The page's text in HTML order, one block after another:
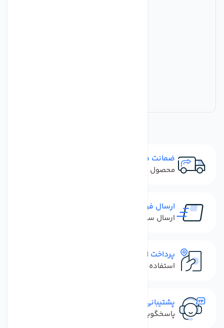
ضمانت مرجوعی
محصول نباید آسیب دیده باشد
ارسال فوری
ارسال سفارش در کمترین زمان ممکن
پرداخت امن
استفاده از روش‌های پرداخت امن
پشتیبانی سریع
پاسخگویی سریع به تماس‌ها و پیام‌ها